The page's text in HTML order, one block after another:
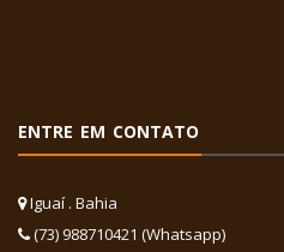
ENTRE EM CONTATO
Iguaí . Bahia
(73) 988710421 (Whatsapp)